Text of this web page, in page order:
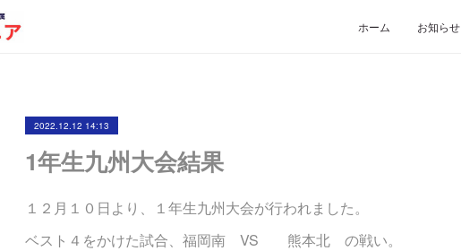
ホーム お知らせ
2022.12.12 14:13
1年生九州大会結果
１２月１０日より、１年生九州大会が行われました。
ベスト４をかけた試合、福岡南 VS 熊本北 の戦い。